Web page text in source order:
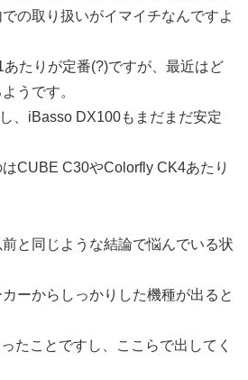
の取り扱いがイマイチなんですよ
たりが定番(?)ですが、最近はど
うです。
、iBasso DX100もまだまだ安定
CUBE C30やColorfly CK4あたり
と同じような結論で悩んでいる状
ーからしっかりした機種が出ると
たことですし、ここらで出してく